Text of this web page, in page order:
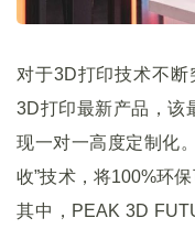
对于3D打印技术不
3D打印最新产品，该
现一对一高度定制化
收”技术，将100%环
其中，PEAK 3D